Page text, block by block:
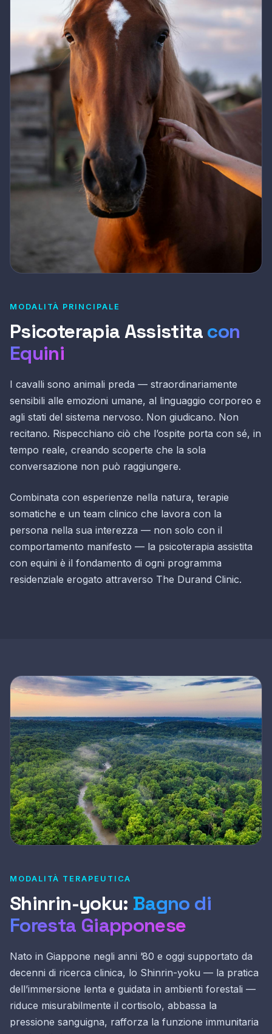
MODALITÀ PRINCIPALE
Psicoterapia Assistita con
Equini
I cavalli sono animali preda — straordinariamente
sensibili alle emozioni umane, al linguaggio corporeo e
agli stati del sistema nervoso. Non giudicano. Non
recitano. Rispecchiano ciò che l’ospite porta con sé, in
tempo reale, creando scoperte che la sola
conversazione non può raggiungere.
Combinata con esperienze nella natura, terapie
somatiche e un team clinico che lavora con la
persona nella sua interezza — non solo con il
comportamento manifesto — la psicoterapia assistita
con equini è il fondamento di ogni programma
residenziale erogato attraverso The Durand Clinic.
MODALITÀ TERAPEUTICA
Shinrin-yoku: Bagno di
Foresta Giapponese
Nato in Giappone negli anni ’80 e oggi supportato da
decenni di ricerca clinica, lo Shinrin-yoku — la pratica
dell’immersione lenta e guidata in ambienti forestali —
riduce misurabilmente il cortisolo, abbassa la
pressione sanguigna, rafforza la funzione immunitaria